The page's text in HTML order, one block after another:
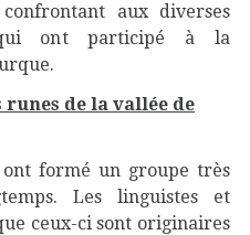
aux diverses
qui ont participé à la
de la vallée de
ont formé un groupe très
Les linguistes et
ceux-ci sont originaires